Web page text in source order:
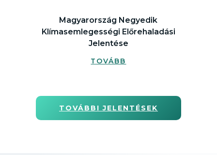
Magyarország Negyedik
Klímasemlegességi Előrehaladási
Jelentése
TOVÁBB
TOVÁBBI JELENTÉSEK